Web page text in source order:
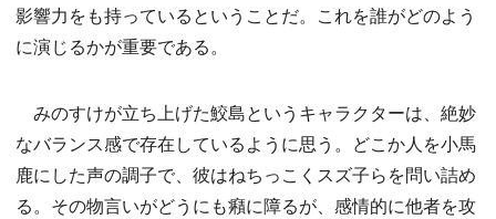
影響力をも持っているということだ。これを誰がどのよう
に演じるかが重要である。
みのすけが立ち上げた鮫島というキャラクターは、絶妙
なバランス感で存在しているように思う。どこか人を小馬
鹿にした声の調子で、彼はねちっこくスズ子らを問い詰め
る。その物言いがどうにも癪に障るが、感情的に他者を攻